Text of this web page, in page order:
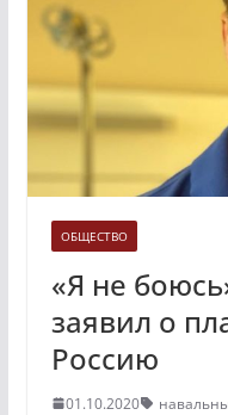
ОБЩЕСТВО
«Я не
заявил о
Россию
01.10.2020